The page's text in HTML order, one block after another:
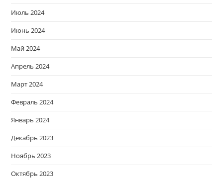
Июль 2024
Июнь 2024
Май 2024
Апрель 2024
Март 2024
Февраль 2024
Январь 2024
Декабрь 2023
Ноябрь 2023
Октябрь 2023